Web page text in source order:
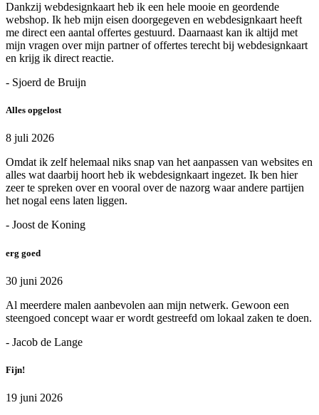
Dankzij webdesignkaart heb ik een hele mooie en geordende
webshop. Ik heb mijn eisen doorgegeven en webdesignkaart heeft
me direct een aantal offertes gestuurd. Daarnaast kan ik altijd met
mijn vragen over mijn partner of offertes terecht bij webdesignkaart
en krijg ik direct reactie.
- Sjoerd de Bruijn
Alles opgelost
8 juli 2026
Omdat ik zelf helemaal niks snap van het aanpassen van websites en
alles wat daarbij hoort heb ik webdesignkaart ingezet. Ik ben hier
zeer te spreken over en vooral over de nazorg waar andere partijen
het nogal eens laten liggen.
- Joost de Koning
erg goed
30 juni 2026
Al meerdere malen aanbevolen aan mijn netwerk. Gewoon een
steengoed concept waar er wordt gestreefd om lokaal zaken te doen.
- Jacob de Lange
Fijn!
19 juni 2026